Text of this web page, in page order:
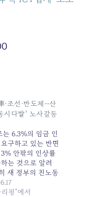
·조선·반도체…산
시다발’ 노사갈등
는 6.3%의 임금 인
구하고 있는 반면
안팎의 인상률
는 것으로 알려
새 정부의 친노동
조의 협상력을 강
리스크를 키우고
핑"에서